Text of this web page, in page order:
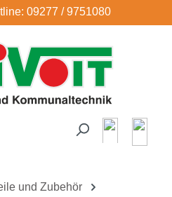
09277 / 9751080
und Zubehör